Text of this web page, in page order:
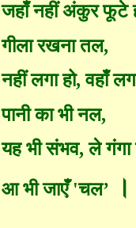
जहाँ नहीं अंकुर फूटे
गीला रखना तल,
नहीं लगा हो,वहाँ
पानी का भी नल,
यह भी संभव,ले गंगा
आ भी जाएँ'चल’ ।